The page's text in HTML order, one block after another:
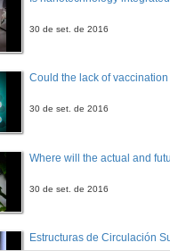
¿Que é o xénero negro?
30 de set. de 2016
30 de set. de 2016
30 de set. de 2016